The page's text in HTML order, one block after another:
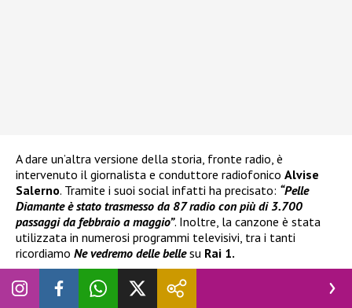
A dare un’altra versione della storia, fronte radio, è
intervenuto il giornalista e conduttore radiofonico Alvise
Salerno. Tramite i suoi social infatti ha precisato: “Pelle
Diamante è stato trasmesso da 87 radio con più di 3.700
passaggi da febbraio a maggio”. Inoltre, la canzone è stata
utilizzata in numerosi programmi televisivi, tra i tanti
ricordiamo Ne vedremo delle bellesu Rai 1.